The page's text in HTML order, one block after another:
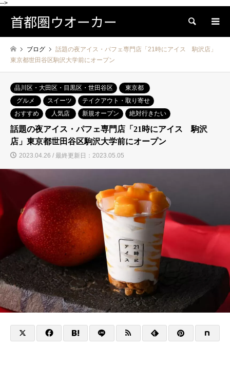
-->
首都圏ウオーカー 検索
ブログ
話題の夜アイス・パフェ専門店「21時にアイス 駒沢店」
東京都世田谷区駒沢大学前にオープン
品川区・大田区・目黒区・世田谷区
東京都
グルメ
スイーツ
テイクアウト・取り寄せ
おすすめ
人気店 新規オープン 絶対行きたい
話題の夜アイス・パフェ専門店「21時にアイス 駒沢
店」東京都世田谷区駒沢大学前にオープン
2023.04.26 / 最終更新日：2023.05.05